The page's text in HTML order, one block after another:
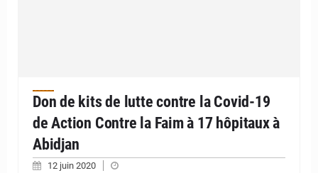
Don de kits de lutte contre la Covid-19
de Action Contre la Faim à 17 hôpitaux à
Abidjan
12 juin 2020